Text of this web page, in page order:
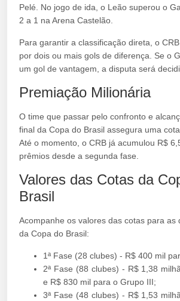
Pelé. No jogo de ida, o Leão superou o
2 a 1 na Arena Castelão.
Para garantir a classificação direta, o
por dois ou mais gols de diferença. Se o
um gol de vantagem, a disputa será
Premiação Milionária
O time que passar pelo confronto e
final da Copa do Brasil assegura uma
Até o momento, o CRB já acumulou R$
prêmios desde a segunda fase.
Valores das Cotas da
Brasil
Acompanhe os valores das cotas para as
da Copa do Brasil:
1ª Fase (28 clubes) - R$ 400 mil
2ª Fase (88 clubes) - R$ 1,38
e R$ 830 mil para o Grupo III;
3ª Fase (48 clubes) - R$ 1,53